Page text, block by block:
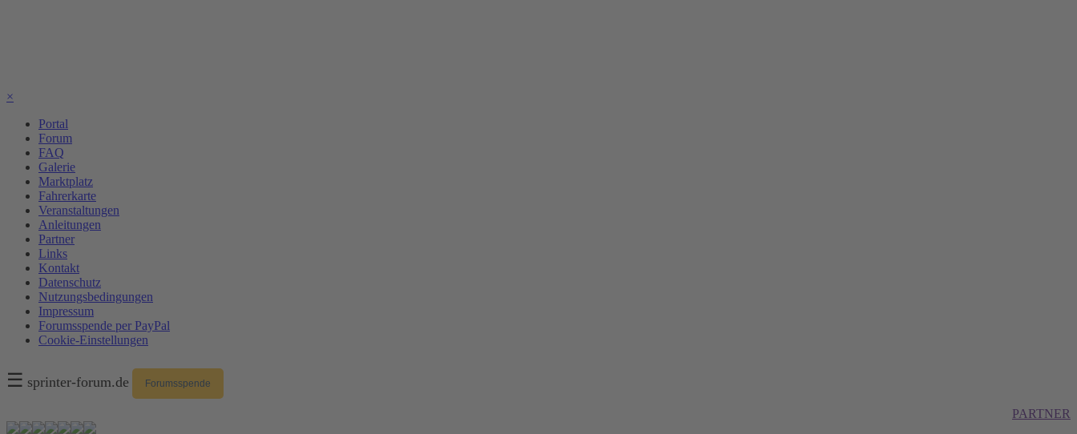
×
Portal
Forum
FAQ
Galerie
Marktplatz
Fahrerkarte
Veranstaltungen
Anleitungen
Partner
Links
Kontakt
Datenschutz
Nutzungsbedingungen
Impressum
Forumsspende per PayPal
Cookie-Einstellungen
☰ sprinter-forum.de Forumsspende
PARTNER